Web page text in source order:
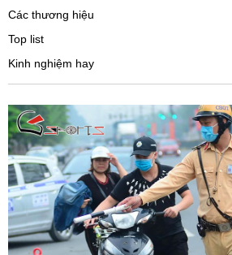
Các thương hiệu
Top list
Kinh nghiệm hay